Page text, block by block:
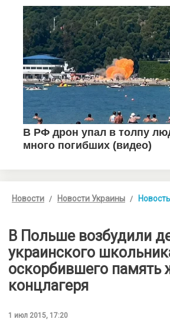
Новости Новости Украины Новость
В Польше возбудили
украинского
оскорбившего память
концлагеря
1 июл 2015, 17:20